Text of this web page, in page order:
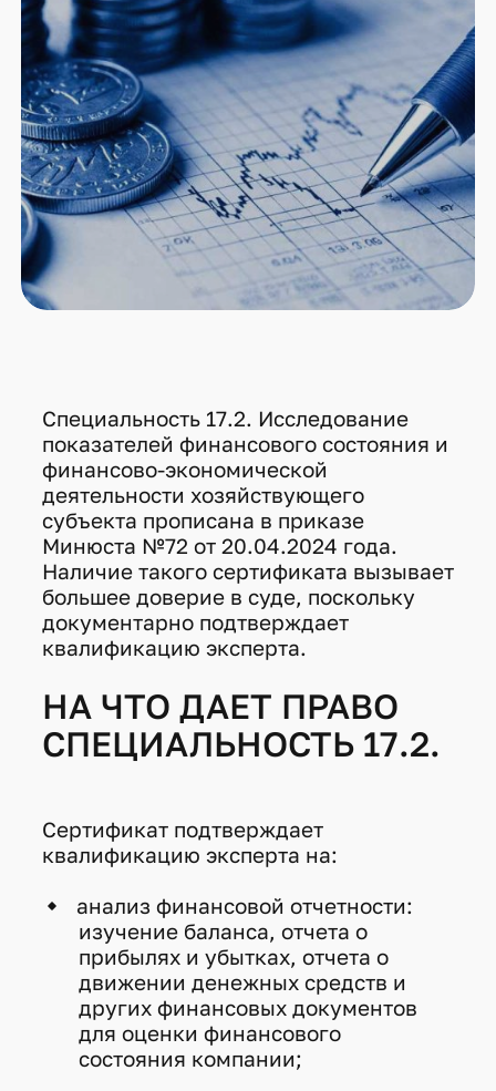
Специальность 17.2. Исследование
показателей финансового состояния и
финансово-экономической
деятельности хозяйствующего
субъекта прописана в приказе
Минюста №72 от 20.04.2024 года.
Наличие такого сертификата вызывает
большее доверие в суде, поскольку
документарно подтверждает
квалификацию эксперта.
НА ЧТО ДАЕТ ПРАВО
СПЕЦИАЛЬНОСТЬ 17.2.
Сертификат подтверждает
квалификацию эксперта на:
анализ финансовой отчетности:
изучение баланса, отчета о
прибылях и убытках, отчета о
движении денежных средств и
других финансовых документов
для оценки финансового
состояния компании;